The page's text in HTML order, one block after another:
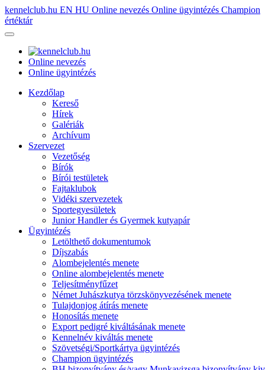
kennelclub.hu EN HU Online nevezés Online ügyintézés Champion
értéktár
Online nevezés
Online ügyintézés
Kezdőlap
Kereső
Hírek
Galériák
Archívum
Szervezet
Vezetőség
Bírók
Bírói testületek
Fajtaklubok
Vidéki szervezetek
Sportegyesületek
Junior Handler és Gyermek kutyapár
Ügyintézés
Letölthető dokumentumok
Díjszabás
Alombejelentés menete
Online alombejelentés menete
Teljesítményfűzet
Német Juhászkutya törzskönyvezésének menete
Tulajdonjog átírás menete
Honosítás menete
Export pedigré kiváltásának menete
Kennelnév kiváltás menete
Szövetségi/Sportkártya ügyintézés
Champion ügyintézés